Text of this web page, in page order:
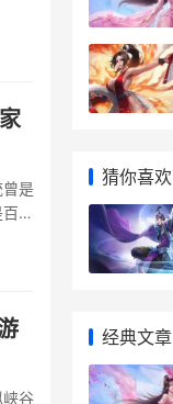
是
穿
谷
猜你喜欢
经典文章